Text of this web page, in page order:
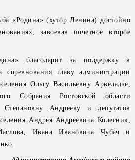
«Родина» (хутор Ленина) достойно
завоевав почетное второе
благодарит за поддержку в
соревнования главу администрации
Ольгу Васильевну Арвеладзе,
Собрания Ростовской области
Андрееву и депутатов
Андрея Андреевича Колесник,
Ивана Ивановича Чубач и